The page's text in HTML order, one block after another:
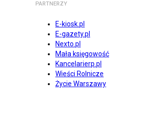
PARTNERZY
E-kiosk.pl
E-gazety.pl
Nexto.pl
Mała księgowość
Kancelarierp.pl
Wieści Rolnicze
Życie Warszawy